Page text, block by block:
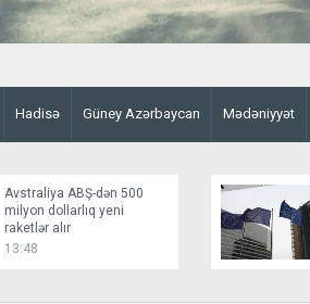
Hadisə Güney Azərbaycan Mədəniyyət
Avstraliya ABŞ-dən 500
milyon dollarlıq yeni
raketlər alır
13:48